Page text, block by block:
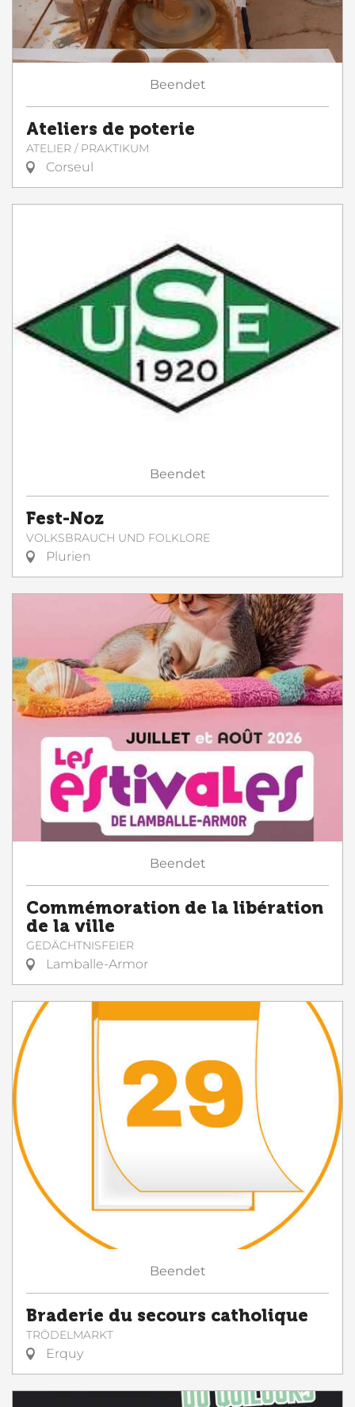
Beendet
Ateliers de poterie
ATELIER / PRAKTIKUM
Corseul
Beendet
Fest-Noz
VOLKSBRAUCH UND FOLKLORE
Plurien
Beendet
Commémoration de la libération
de la ville
GEDÄCHTNISFEIER
Lamballe-Armor
Beendet
Braderie du secours catholique
TRÖDELMARKT
Erquy